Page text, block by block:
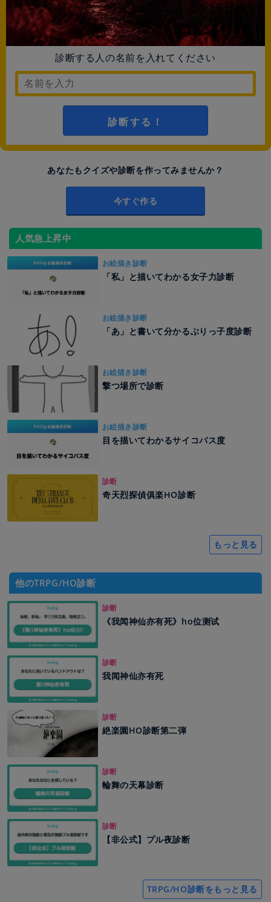
診断する人の名前を入れてください
診断する！
あなたもクイズや診断を作ってみませんか？
今すぐ作る
人気急上昇中
お絵描き診断
「私」と描いてわかる女子力診断
お絵描き診断
「あ」と書いて分かるぶりっ子度診断
お絵描き診断
撃つ場所で診断
お絵描き診断
目を描いてわかるサイコパス度
診断
奇天烈探偵俱楽HO診断
もっと見る
他のTRPG/HO診断
診断
《我闻神仙亦有死》ho位测试
診断
我闻神仙亦有死
診断
絶楽園HO診断第二弾
診断
輪舞の天幕診断
診断
【非公式】プル夜診断
TRPG/HO診断をもっと見る